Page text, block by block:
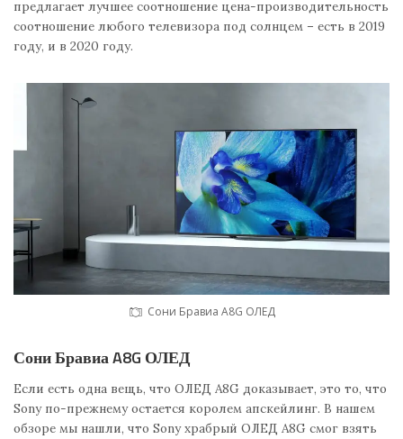
предлагает лучшее соотношение цена-производительность
соотношение любого телевизора под солнцем – есть в 2019
году, и в 2020 году.
Сони Бравиа A8G ОЛЕД
Сони Бравиа A8G ОЛЕД
Если есть одна вещь, что ОЛЕД A8G доказывает, это то, что
Sony по-прежнему остается королем апскейлинг. В нашем
обзоре мы нашли, что Sony храбрый ОЛЕД A8G смог взять